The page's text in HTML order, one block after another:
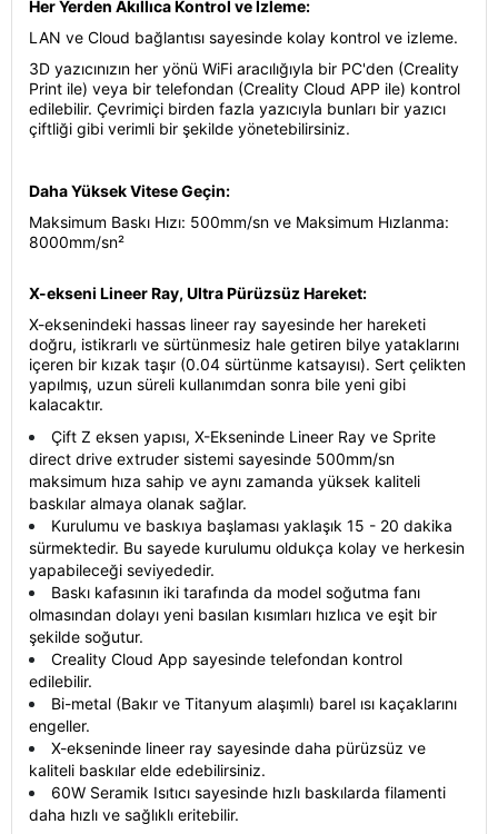
Her Yerden Akıllıca Kontrol ve İzleme:
LAN ve Cloud bağlantısı sayesinde kolay kontrol ve izleme.
3D yazıcınızın her yönü WiFi aracılığıyla bir PC'den (Creality
Print ile) veya bir telefondan (Creality Cloud APP ile) kontrol
edilebilir. Çevrimiçi birden fazla yazıcıyla bunları bir yazıcı
çiftliği gibi verimli bir şekilde yönetebilirsiniz.
Daha Yüksek Vitese Geçin:
Maksimum Baskı Hızı: 500mm/sn ve Maksimum Hızlanma:
8000mm/sn²
X-ekseni Lineer Ray, Ultra Pürüzsüz Hareket:
X-eksenindeki hassas lineer ray sayesinde her hareketi
doğru, istikrarlı ve sürtünmesiz hale getiren bilye yataklarını
içeren bir kızak taşır (0.04 sürtünme katsayısı). Sert çelikten
yapılmış, uzun süreli kullanımdan sonra bile yeni gibi
kalacaktır.
Çift Z eksen yapısı, X-Ekseninde Lineer Ray ve Sprite
direct drive extruder sistemi sayesinde 500mm/sn
maksimum hıza sahip ve aynı zamanda yüksek kaliteli
baskılar almaya olanak sağlar.
Kurulumu ve baskıya başlaması yaklaşık 15 - 20 dakika
sürmektedir. Bu sayede kurulumu oldukça kolay ve herkesin
yapabileceği seviyededir.
Baskı kafasının iki tarafında da model soğutma fanı
olmasından dolayı yeni basılan kısımları hızlıca ve eşit bir
şekilde soğutur.
Creality Cloud App sayesinde telefondan kontrol
edilebilir.
Bi-metal (Bakır ve Titanyum alaşımlı) barel ısı kaçaklarını
engeller.
X-ekseninde lineer ray sayesinde daha pürüzsüz ve
kaliteli baskılar elde edebilirsiniz.
60W Seramik Isıtıcı sayesinde hızlı baskılarda filamenti
daha hızlı ve sağlıklı eritebilir.